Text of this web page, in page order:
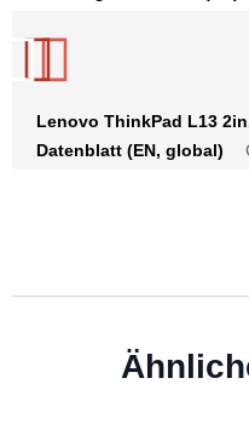
Lenovo ThinkPad L13
Datenblatt (EN, global)